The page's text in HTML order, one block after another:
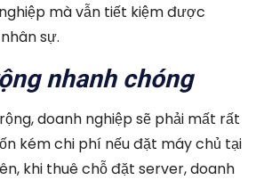
mà vẫn tiết kiệm được
sự.
nhanh chóng
doanh nghiệp sẽ phải mất rất
kém chi phí nếu đặt máy chủ tại
khi thuê chỗ đặt server, doanh